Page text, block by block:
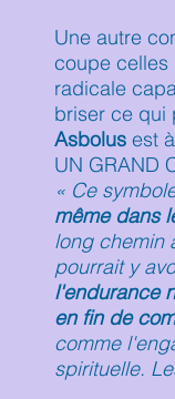
Une autre
coupe celles
radicale
briser ce qui
Asbolus est
UN GRAND
« Ce
même dans
long chemin
pourrait y
l'endurance
en fin de
comme
spirituelle.